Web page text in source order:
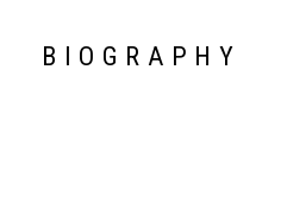
BIOGRAPHY